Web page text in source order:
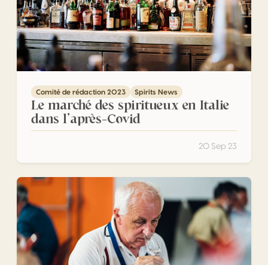
Comité de rédaction 2023 Spirits News
Le marché des spiritueux en Italie
dans l’après-Covid
20 Sep 23
Qu’est ce que la grappa? – 5ème partie – Aperçu et